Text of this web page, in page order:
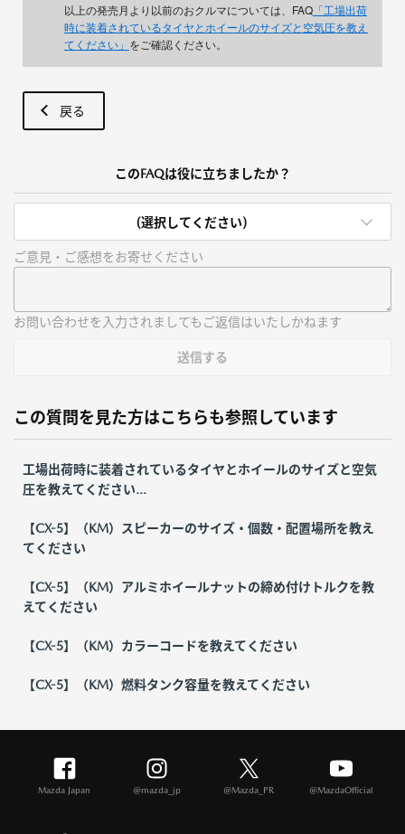
以上の発売月より以前のおクルマについては、FAQ 「工場出荷
時に装着されているタイヤとホイールのサイズと空気圧を教え
てください」 をご確認ください。
戻る
このFAQは役に立ちましたか？
(選択してください)
ご意見・ご感想をお寄せください
お問い合わせを入力されましてもご返信はいたしかねます
送信する
この質問を見た方はこちらも参照しています
工場出荷時に装着されているタイヤとホイールのサイズと空気
圧を教えてください...
【CX-5】（KM）スピーカーのサイズ・個数・配置場所を教え
てください
【CX-5】（KM）アルミホイールナットの締め付けトルクを教
えてください
【CX-5】（KM）カラーコードを教えてください
【CX-5】（KM）燃料タンク容量を教えてください
Mazda Japan @mazda_jp @Mazda_PR @MazdaOfficial